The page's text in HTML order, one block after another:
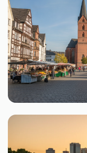
4 Flohmärkte